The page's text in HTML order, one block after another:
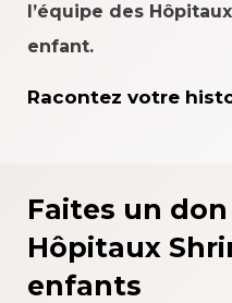
l’équipe des
enfant.
Racontez votre
Faites un
Hôpitaux
enfants